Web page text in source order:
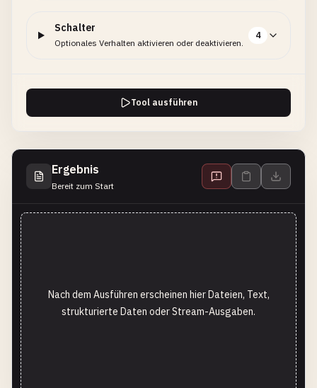
Schalter
Optionales Verhalten aktivieren oder deaktivieren.
4
Tool ausführen
Ergebnis
Bereit zum Start
Nach dem Ausführen erscheinen hier Dateien, Text,
strukturierte Daten oder Stream-Ausgaben.